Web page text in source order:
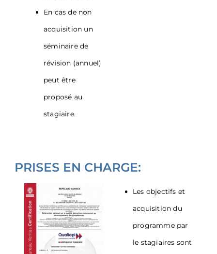
En cas de non
acquisition un
séminaire de
révision (annuel)
peut être
proposé au
stagiaire.
PRISES EN CHARGE:
Les objectifs et
acquisition du
programme par
le stagiaires sont